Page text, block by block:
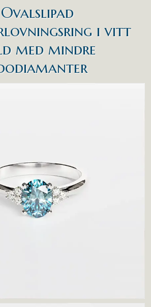
Ovalslipad
i vitt
med mindre